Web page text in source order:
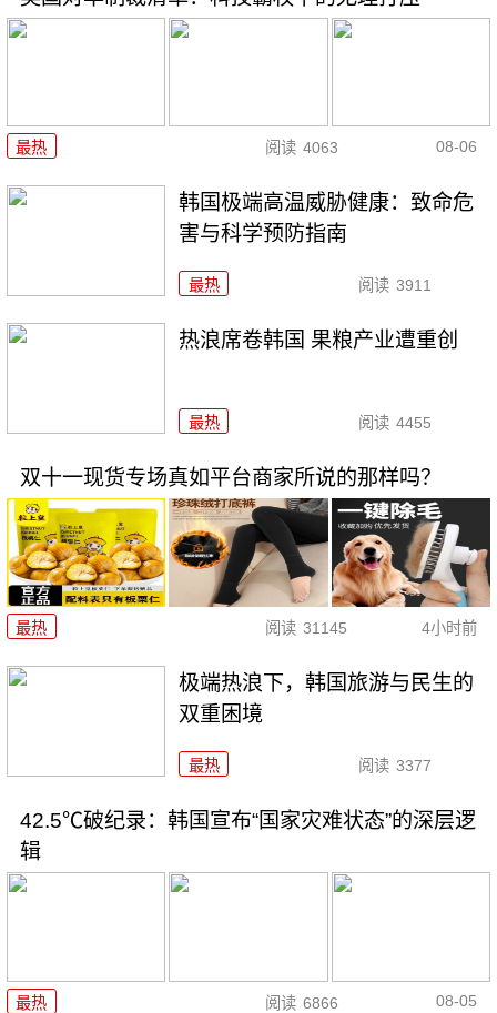
最热 阅读 4063 08-06
韩国极端高温威胁健康：致命危
害与科学预防指南
最热 阅读 3911
热浪席卷韩国 果粮产业遭重创
最热 阅读 4455
双十一现货专场真如平台商家所说的那样吗？
最热 阅读 31145 4小时前
极端热浪下，韩国旅游与民生的
双重困境
最热 阅读 3377
42.5℃破纪录：韩国宣布“国家灾难状态”的深层逻
辑
最热 阅读 6866 08-05